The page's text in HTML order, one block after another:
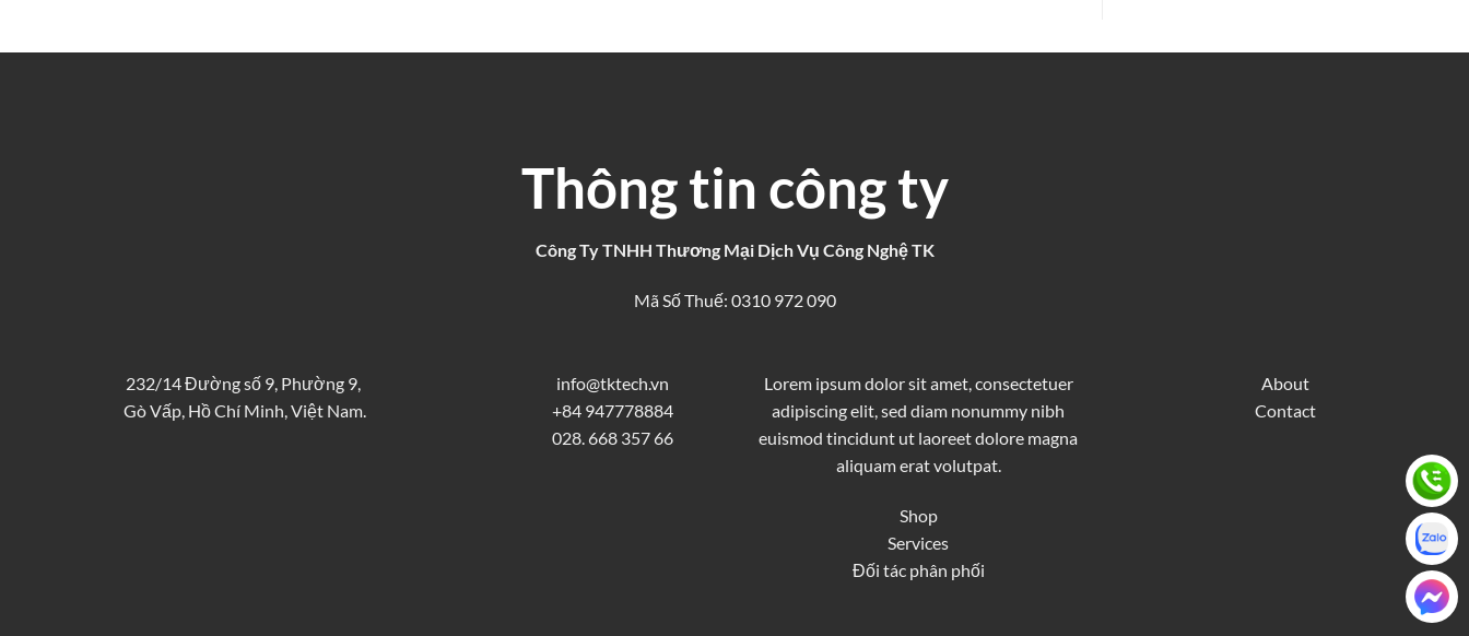
Thông tin công ty
Công Ty TNHH Thương Mại Dịch Vụ Công Nghệ TK
Mã Số Thuế: 0310 972 090
232/14 Đường số 9, Phường 9,
Gò Vấp, Hồ Chí Minh, Việt Nam.
info@tktech.vn
+84 947778884
028. 668 357 66
Lorem ipsum dolor sit amet, consectetuer
adipiscing elit, sed diam nonummy nibh
euismod tincidunt ut laoreet dolore magna
aliquam erat volutpat.
Shop
Services
Đối tác phân phối
About
Contact